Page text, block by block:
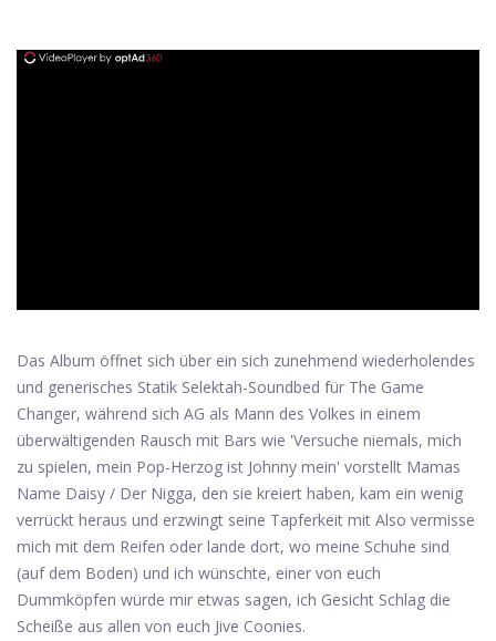
Das Album öffnet sich über ein sich zunehmend wiederholendes
und generisches Statik Selektah-Soundbed für The Game
Changer, während sich AG als Mann des Volkes in einem
überwältigenden Rausch mit Bars wie 'Versuche niemals, mich
zu spielen, mein Pop-Herzog ist Johnny mein' vorstellt Mamas
Name Daisy / Der Nigga, den sie kreiert haben, kam ein wenig
verrückt heraus und erzwingt seine Tapferkeit mit Also vermisse
mich mit dem Reifen oder lande dort, wo meine Schuhe sind
(auf dem Boden) und ich wünschte, einer von euch
Dummköpfen würde mir etwas sagen, ich Gesicht Schlag die
Scheiße aus allen von euch Jive Coonies.